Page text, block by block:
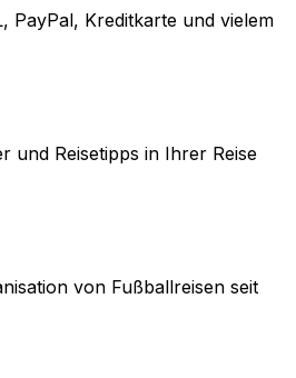
PayPal, Kreditkarte und vielem
und Reisetipps in Ihrer Reise
von Fußballreisen seit